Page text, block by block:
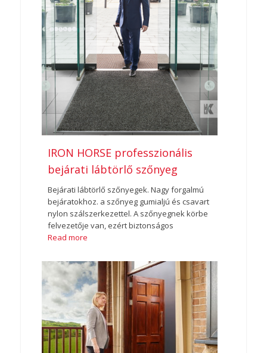
IRON HORSE professzionális
bejárati lábtörlő szőnyeg
Bejárati lábtörlő szőnyegek. Nagy forgalmú
bejáratokhoz. a szőnyeg gumialjú és csavart
nylon szálszerkezettel. A szőnyegnek körbe
felvezetője van, ezért biztonságos
Read more